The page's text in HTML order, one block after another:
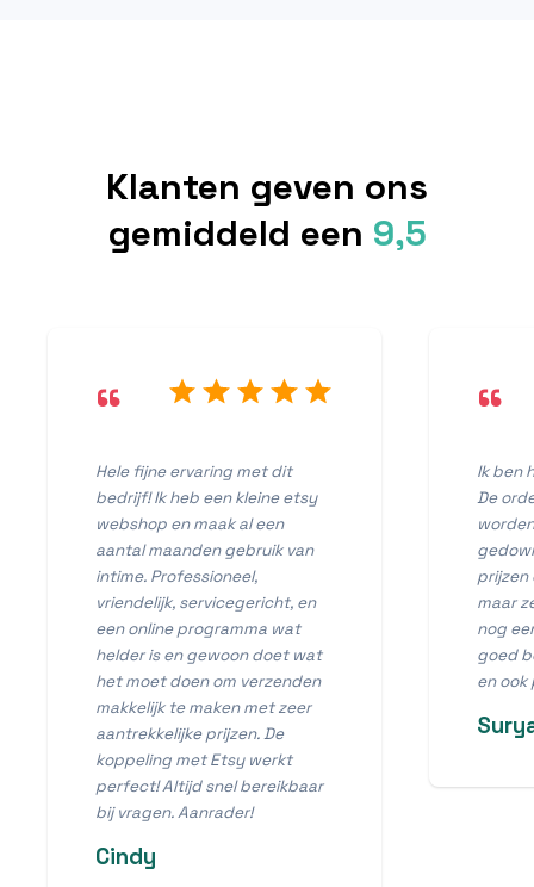
Klanten geven ons
gemiddeld een 9,5
“
Hele fijne ervaring met dit
bedrijf! Ik heb een kleine etsy
webshop en maak al een
aantal maanden gebruik van
intime. Professioneel,
vriendelijk, servicegericht, en
een online programma wat
helder is en gewoon doet wat
het moet doen om verzenden
makkelijk te maken met zeer
aantrekkelijke prijzen. De
koppeling met Etsy werkt
perfect! Altijd snel bereikbaar
bij vragen. Aanrader!
Cindy
“
Ik ben
De
prijzen
maar
nog
goed
en ook